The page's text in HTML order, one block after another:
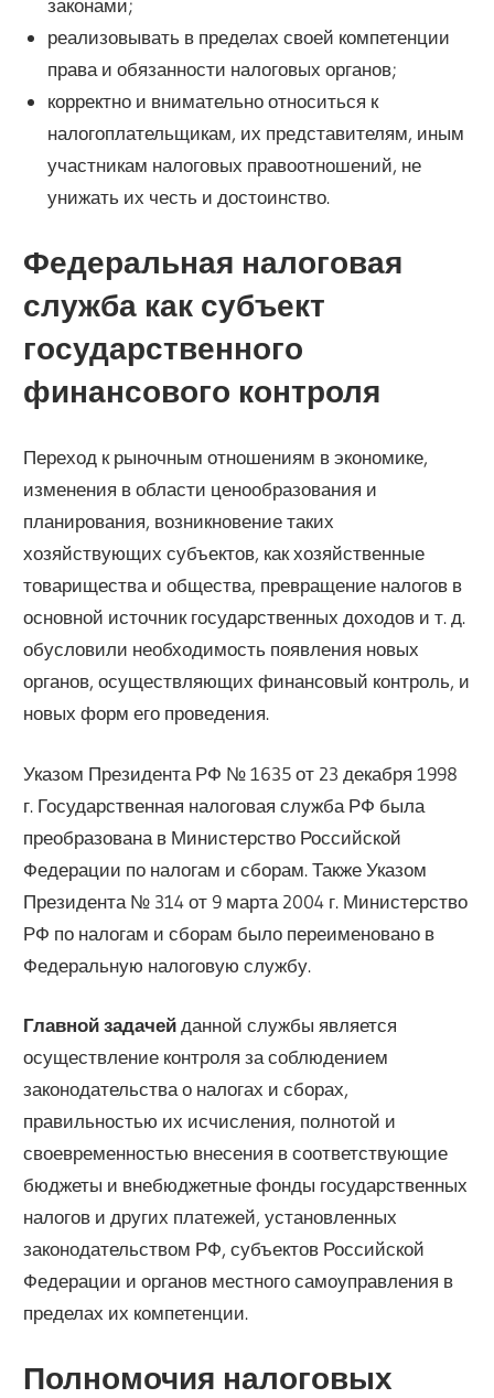
законами;
реализовывать в пределах своей компетенции
права и обязанности налоговых органов;
корректно и внимательно относиться к
налогоплательщикам, их представителям, иным
участникам налоговых правоотношений, не
унижать их честь и достоинство.
Федеральная налоговая
служба как субъект
государственного
финансового контроля
Переход к рыночным отношениям в экономике,
изменения в области ценообразования и
планирования, возникновение таких
хозяйствующих субъектов, как хозяйственные
товарищества и общества, превращение налогов в
основной источник государственных доходов и т. д.
обусловили необходимость появления новых
органов, осуществляющих финансовый контроль, и
новых форм его проведения.
Указом Президента РФ № 1635 от 23 декабря 1998
г. Государственная налоговая служба РФ была
преобразована в Министерство Российской
Федерации по налогам и сборам. Также Указом
Президента № 314 от 9 марта 2004 г. Министерство
РФ по налогам и сборам было переименовано в
Федеральную налоговую службу.
Главной задачейданной службы является
осуществление контроля за соблюдением
законодательства о налогах и сборах,
правильностью их исчисления, полнотой и
своевременностью внесения в соответствующие
бюджеты и внебюджетные фонды государственных
налогов и других платежей, установленных
законодательством РФ, субъектов Российской
Федерации и органов местного самоуправления в
пределах их компетенции.
Полномочия налоговых